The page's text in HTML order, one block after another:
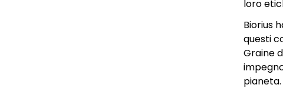
loro
Biorius
questi
Graine
pianeta.